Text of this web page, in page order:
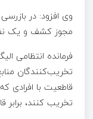
وی افزود: در
مجوز کشف و یک
فرمانده انتظامی
تخریب‌کنندگان
قاطعیت با افرادی
تخریب کنند، برابر